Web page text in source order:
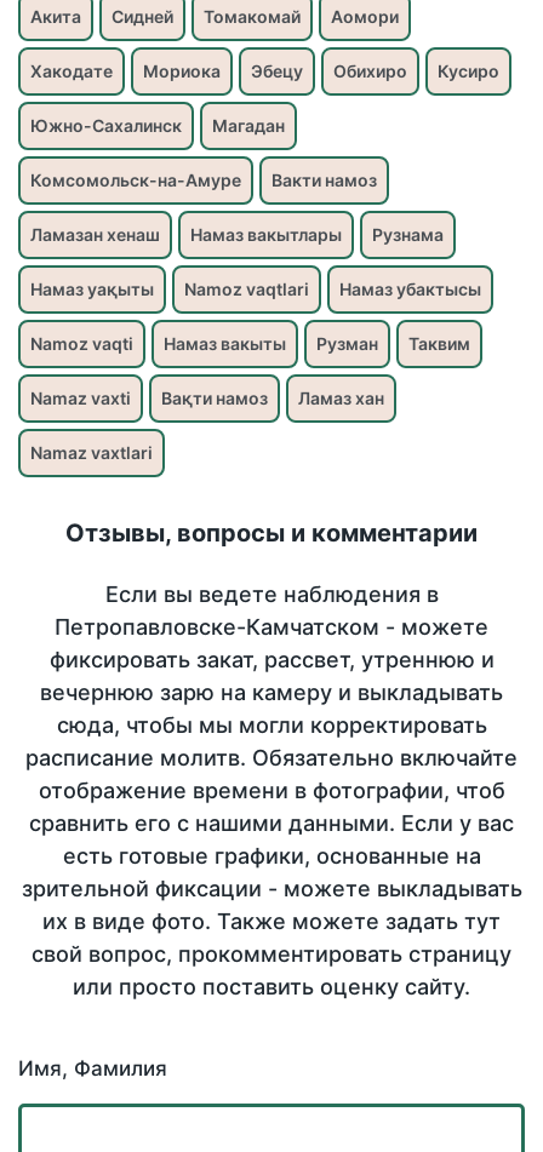
Акита Сидней Томакомай Аомори
Хакодате Мориока Эбецу Обихиро Кусиро
Южно-Сахалинск Магадан
Комсомольск-на-Амуре Вакти намоз
Ламазан хенаш Намаз вакытлары Рузнама
Намаз уақыты Namoz vaqtlari Намаз убактысы
Namoz vaqti Намаз вакыты Рузман Таквим
Namaz vaxti Вақти намоз Ламаз хан
Namaz vaxtlari
Отзывы, вопросы и комментарии
Если вы ведете наблюдения в
Петропавловске-Камчатском - можете
фиксировать закат, рассвет, утреннюю и
вечернюю зарю на камеру и выкладывать
сюда, чтобы мы могли корректировать
расписание молитв. Обязательно включайте
отображение времени в фотографии, чтоб
сравнить его с нашими данными. Если у вас
есть готовые графики, основанные на
зрительной фиксации - можете выкладывать
их в виде фото. Также можете задать тут
свой вопрос, прокомментировать страницу
или просто поставить оценку сайту.
Имя, Фамилия